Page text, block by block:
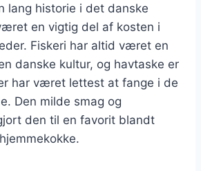
lang historie i det danske
en vigtig del af kosten i
Fiskeri har altid været en
danske kultur, og havtaske er
har været lettest at fange i de
Den milde smag og
den til en favorit blandt